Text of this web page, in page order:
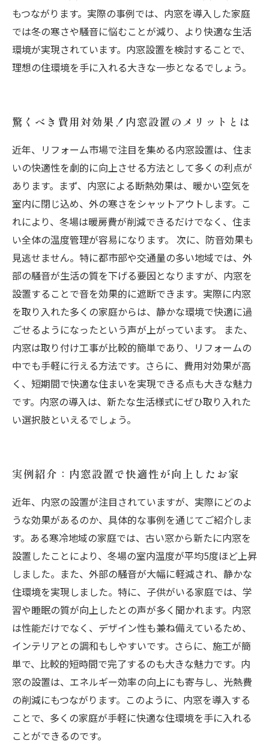
もつながります。実際の事例では、内窓を導入した家庭
では冬の寒さや騒音に悩むことが減り、より快適な生活
環境が実現されています。内窓設置を検討することで、
理想の住環境を手に入れる大きな一歩となるでしょう。
驚くべき費用対効果！内窓設置のメリットとは
近年、リフォーム市場で注目を集める内窓設置は、住ま
いの快適性を劇的に向上させる方法として多くの利点が
あります。まず、内窓による断熱効果は、暖かい空気を
室内に閉じ込め、外の寒さをシャットアウトします。こ
れにより、冬場は暖房費が削減できるだけでなく、住ま
い全体の温度管理が容易になります。 次に、防音効果も
見逃せません。特に都市部や交通量の多い地域では、外
部の騒音が生活の質を下げる要因となりますが、内窓を
設置することで音を効果的に遮断できます。実際に内窓
を取り入れた多くの家庭からは、静かな環境で快適に過
ごせるようになったという声が上がっています。 また、
内窓は取り付け工事が比較的簡単であり、リフォームの
中でも手軽に行える方法です。さらに、費用対効果が高
く、短期間で快適な住まいを実現できる点も大きな魅力
です。内窓の導入は、新たな生活様式にぜひ取り入れた
い選択肢といえるでしょう。
実例紹介：内窓設置で快適性が向上したお家
近年、内窓の設置が注目されていますが、実際にどのよ
うな効果があるのか、具体的な事例を通じてご紹介しま
す。ある寒冷地域の家庭では、古い窓から新たに内窓を
設置したことにより、冬場の室内温度が平均5度ほど上昇
しました。また、外部の騒音が大幅に軽減され、静かな
住環境を実現しました。特に、子供がいる家庭では、学
習や睡眠の質が向上したとの声が多く聞かれます。内窓
は性能だけでなく、デザイン性も兼ね備えているため、
インテリアとの調和もしやすいです。さらに、施工が簡
単で、比較的短時間で完了するのも大きな魅力です。内
窓の設置は、エネルギー効率の向上にも寄与し、光熱費
の削減にもつながります。このように、内窓を導入する
ことで、多くの家庭が手軽に快適な住環境を手に入れる
ことができるのです。